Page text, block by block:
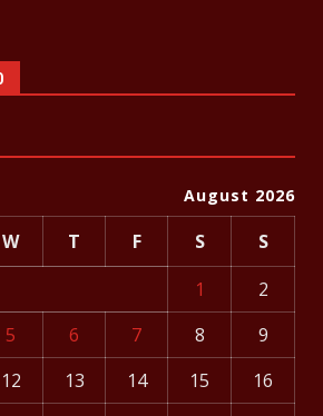
August 2026
W T F S
S
1
2
5 6 7 8
9
12 13 14 15
16